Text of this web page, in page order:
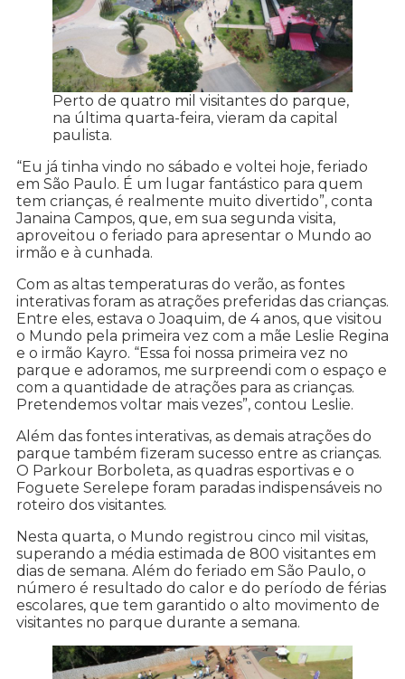
Perto de quatro mil visitantes do parque,
na última quarta-feira, vieram da capital
paulista.
“Eu já tinha vindo no sábado e voltei hoje, feriado
em São Paulo. É um lugar fantástico para quem
tem crianças, é realmente muito divertido”, conta
Janaina Campos, que, em sua segunda visita,
aproveitou o feriado para apresentar o Mundo ao
irmão e à cunhada.
Com as altas temperaturas do verão, as fontes
interativas foram as atrações preferidas das crianças.
Entre eles, estava o Joaquim, de 4 anos, que visitou
o Mundo pela primeira vez com a mãe Leslie Regina
e o irmão Kayro. “Essa foi nossa primeira vez no
parque e adoramos, me surpreendi com o espaço e
com a quantidade de atrações para as crianças.
Pretendemos voltar mais vezes”, contou Leslie.
Além das fontes interativas, as demais atrações do
parque também fizeram sucesso entre as crianças.
O Parkour Borboleta, as quadras esportivas e o
Foguete Serelepe foram paradas indispensáveis no
roteiro dos visitantes.
Nesta quarta, o Mundo registrou cinco mil visitas,
superando a média estimada de 800 visitantes em
dias de semana. Além do feriado em São Paulo, o
número é resultado do calor e do período de férias
escolares, que tem garantido o alto movimento de
visitantes no parque durante a semana.